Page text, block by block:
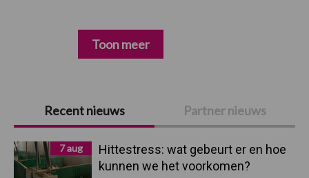
Primaire
Sidebar
Recent nieuws Partner nieuws
7 aug
Hittestress: wat gebeurt er en hoe
kunnen we het voorkomen?
Toon meer